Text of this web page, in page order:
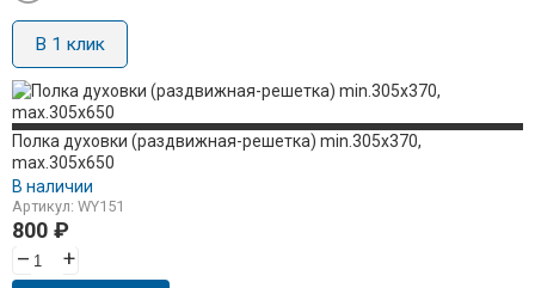
В 1 клик
Полка духовки (раздвижная-решетка) min.305x370,
max.305x650
В наличии
Артикул: WY151
800 ₽
–
+